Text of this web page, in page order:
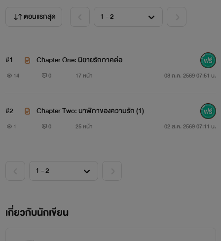
ตอนแรกสุด
#1 Chapter One: นิยายรักภาคต่อ
14 0 17 หน้า 08 ก.ค. 2569 07:51 น.
#2 Chapter Two: นาฬิกาของความรัก (1)
1 0 25 หน้า 02 ส.ค. 2569 07:11 น.
เกี่ยวกับนักเขียน